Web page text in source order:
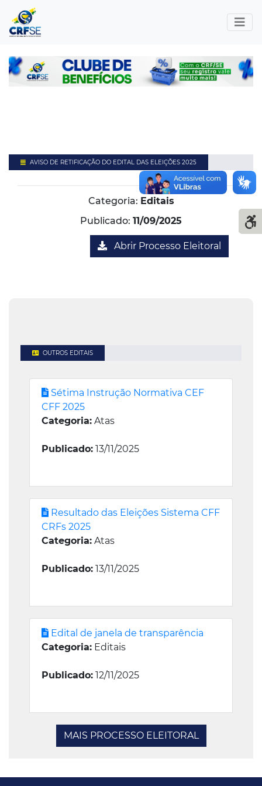
AVISO DE RETIFICAÇÃO DO EDITAL DAS ELEIÇÕES 2025
Categoria: Editais
Publicado: 11/09/2025
Abrir Processo Eleitoral
OUTROS EDITAIS
Sétima Instrução Normativa CEF
CFF 2025
Categoria: Atas
Publicado: 13/11/2025
Resultado das Eleições Sistema CFF
CRFs 2025
Categoria: Atas
Publicado: 13/11/2025
Edital de janela de transparência
Categoria: Editais
Publicado: 12/11/2025
MAIS PROCESSO ELEITORAL